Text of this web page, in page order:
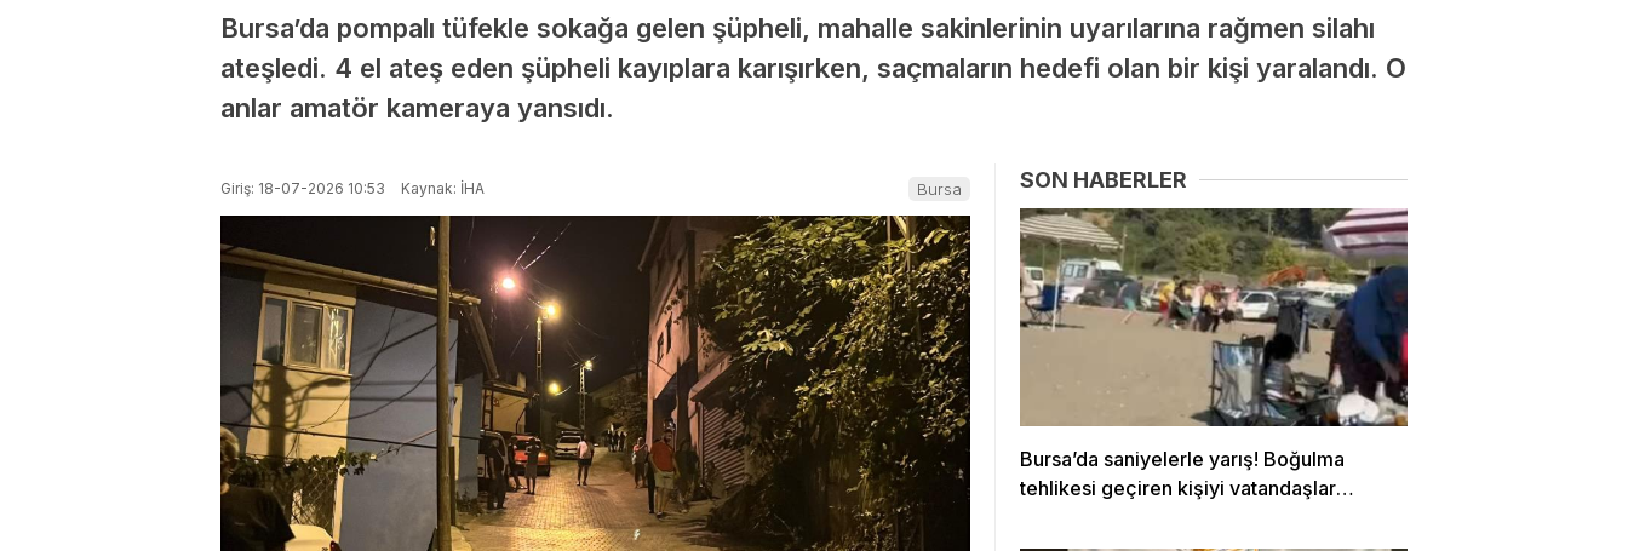
Bursa’da pompalı tüfekle sokağa gelen şüpheli, mahalle sakinlerinin uyarılarına rağmen silahı
ateşledi. 4 el ateş eden şüpheli kayıplara karışırken, saçmaların hedefi olan bir kişi yaralandı. O
anlar amatör kameraya yansıdı.
Giriş: 18-07-2026 10:53 Kaynak: İHA Bursa SON HABERLER
Bursa’da saniyelerle yarış! Boğulma
tehlikesi geçiren kişiyi vatandaşlar